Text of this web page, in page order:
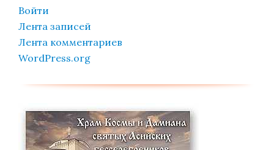
Войти
Лента записей
Лента комментариев
WordPress.org